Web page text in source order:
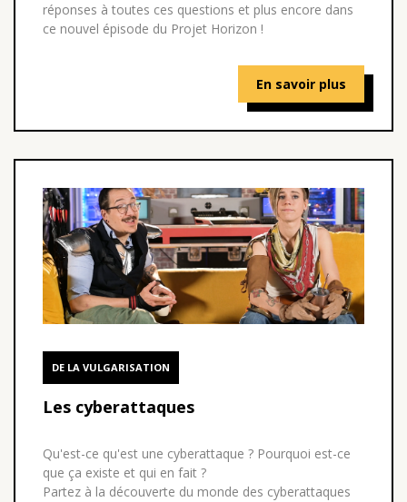
réponses à toutes ces questions et plus encore dans
ce nouvel épisode du Projet Horizon !
En savoir plus
DE LA VULGARISATION
Les cyberattaques
Qu'est-ce qu'est une cyberattaque ? Pourquoi est-ce
que ça existe et qui en fait ?
Partez à la découverte du monde des cyberattaques